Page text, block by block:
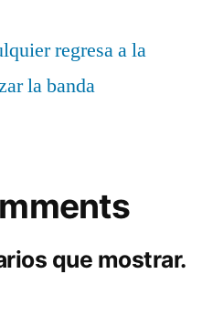
regresa a la
la banda
que mostrar.